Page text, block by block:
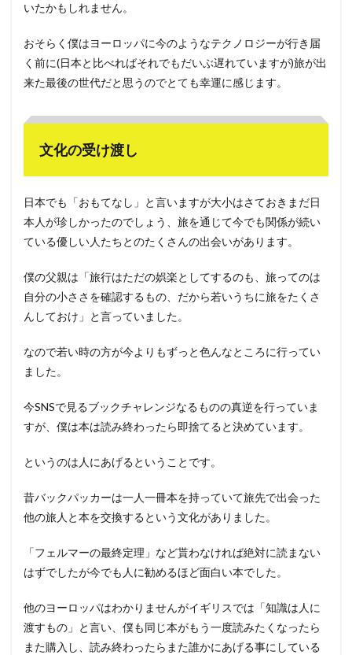
いたかもしれません。
おそらく僕はヨーロッパに今のようなテクノロジーが行き届
く前に(日本と比べればそれでもだいぶ遅れていますが)旅が出
来た最後の世代だと思うのでとても幸運に感じます。
文化の受け渡し
日本でも「おもてなし」と言いますが大小はさておきまだ日
本人が珍しかったのでしょう、旅を通じて今でも関係が続い
ている優しい人たちとのたくさんの出会いがあります。
僕の父親は「旅行はただの娯楽としてするのも、旅ってのは
自分の小ささを確認するもの、だから若いうちに旅をたくさ
んしておけ」と言っていました。
なので若い時の方が今よりもずっと色んなところに行ってい
ました。
今SNSで見るブックチャレンジなるものの真逆を行っていま
すが、僕は本は読み終わったら即捨てると決めています。
というのは人にあげるということです。
昔バックパッカーは一人一冊本を持っていて旅先で出会った
他の旅人と本を交換するという文化がありました。
「フェルマーの最終定理」など貰わなければ絶対に読まない
はずでしたが今でも人に勧めるほど面白い本でした。
他のヨーロッパはわかりませんがイギリスでは「知識は人に
渡すもの」と言い、僕も同じ本がもう一度読みたくなったら
また購入し、読み終わったらまた誰かにあげる事にしている